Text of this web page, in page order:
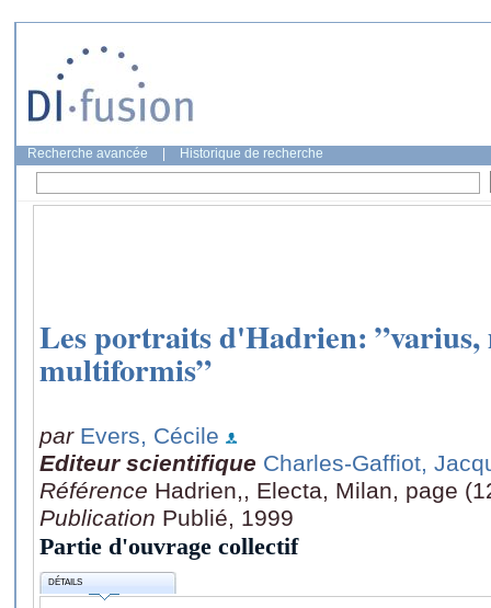
Recherche avancée Historique de recherche
Les portraits d'Hadrien:
multiformis”
par Evers, Cécile
Editeur scientifique Charles-Gaffiot,
Référence Hadrien,, Electa, Milan, page
Publication Publié, 1999
Partie d'ouvrage collectif
DÉTAILS